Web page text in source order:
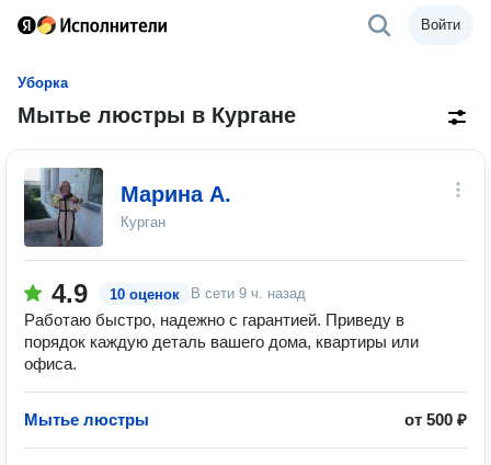
Войти
Уборка
Мытье люстры в Кургане
Марина А.
Курган
4.9 10 оценок В сети 9 ч. назад
Работаю быстро, надежно с гарантией. Приведу в
порядок каждую деталь вашего дома, квартиры или
офиса.
Мытье люстры от 500 ₽